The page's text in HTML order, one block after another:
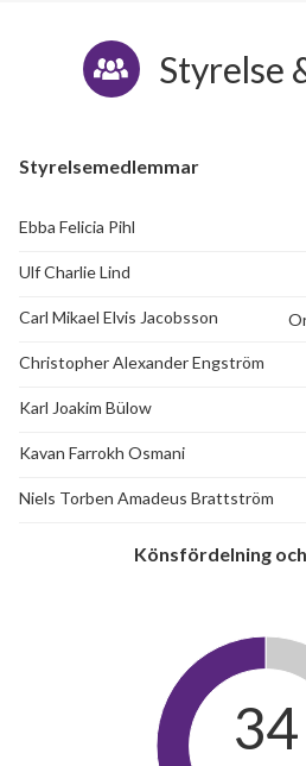
Styrelse
Styrelsemedlemmar
Ebba Felicia Pihl
Ulf Charlie Lind
Carl Mikael Elvis Jacobsson
Christopher Alexander Engström
Karl Joakim Bülow
Kavan Farrokh Osmani
Niels Torben Amadeus Brattström
Könsfördelning
34